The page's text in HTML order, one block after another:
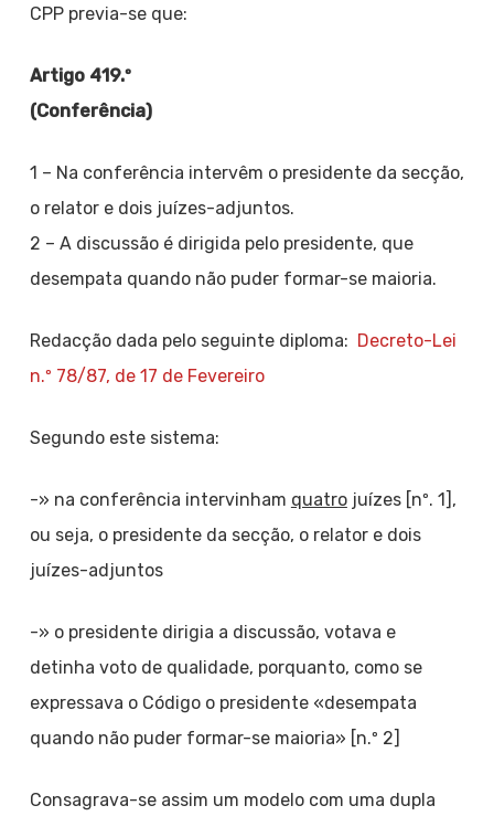
CPP previa-se que:
Artigo 419.º
(Conferência)
1 – Na conferência intervêm o presidente da secção,
o relator e dois juízes-adjuntos.
2 – A discussão é dirigida pelo presidente, que
desempata quando não puder formar-se maioria.
Redacção dada pelo seguinte diploma: Decreto-Lei
n.º 78/87, de 17 de Fevereiro
Segundo este sistema:
-» na conferência intervinham quatrojuízes [nº. 1],
ou seja, o presidente da secção, o relator e dois
juízes-adjuntos
-» o presidente dirigia a discussão, votava e
detinha voto de qualidade, porquanto, como se
expressava o Código o presidente «desempata
quando não puder formar-se maioria» [n.º 2]
Consagrava-se assim um modelo com uma dupla